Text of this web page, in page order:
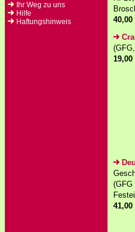
Ihr Weg zu uns
Hilfe
Haftungshinweis
40,00
19,00
41,00